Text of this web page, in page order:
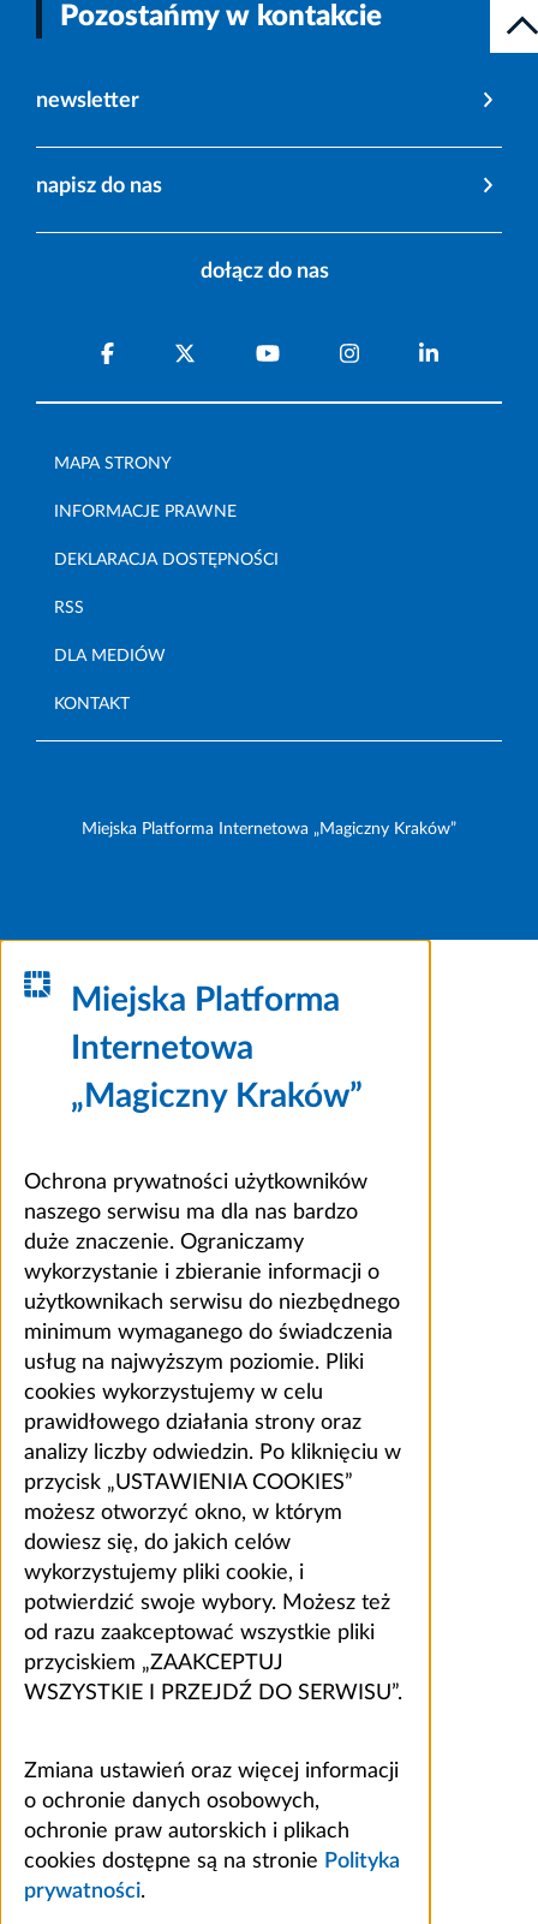
Pozostańmy w kontakcie
newsletter
napisz do nas
dołącz do nas
MAPA STRONY
INFORMACJE PRAWNE
DEKLARACJA DOSTĘPNOŚCI
RSS
DLA MEDIÓW
KONTAKT
Miejska Platforma Internetowa „Magiczny Kraków”
Miejska Platforma
Internetowa
„Magiczny Kraków”
Ochrona prywatności użytkowników
naszego serwisu ma dla nas bardzo
duże znaczenie. Ograniczamy
wykorzystanie i zbieranie informacji o
użytkownikach serwisu do niezbędnego
minimum wymaganego do świadczenia
usług na najwyższym poziomie. Pliki
cookies wykorzystujemy w celu
prawidłowego działania strony oraz
analizy liczby odwiedzin. Po kliknięciu w
przycisk „USTAWIENIA COOKIES”
możesz otworzyć okno, w którym
dowiesz się, do jakich celów
wykorzystujemy pliki cookie, i
potwierdzić swoje wybory. Możesz też
od razu zaakceptować wszystkie pliki
przyciskiem „ZAAKCEPTUJ
WSZYSTKIE I PRZEJDŹ DO SERWISU”.
Zmiana ustawień oraz więcej informacji
o ochronie danych osobowych,
ochronie praw autorskich i plikach
cookies dostępne są na stronie Polityka
prywatności.